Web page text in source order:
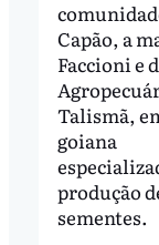
Capão, a
Faccioni e
Talismã,
goiana
produção
sementes.